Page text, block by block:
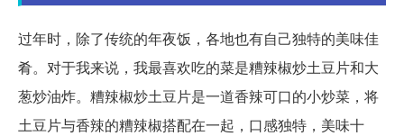
过年时，除了传统的年夜饭，各地也有自己独特的美味佳
肴。对于我来说，我最喜欢吃的菜是糟辣椒炒土豆片和大
葱炒油炸。糟辣椒炒土豆片是一道香辣可口的小炒菜，将
土豆片与香辣的糟辣椒搭配在一起，口感独特，美味十